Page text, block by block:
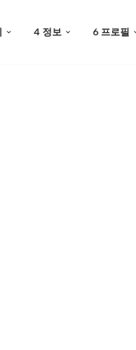
4 정보 6 프로필